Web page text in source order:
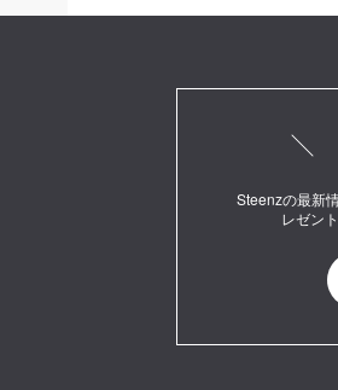
Steenzの最新
レゼン